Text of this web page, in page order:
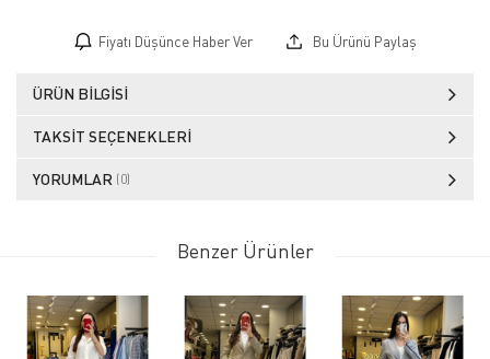
Fiyatı Düşünce Haber Ver Bu Ürünü Paylaş
ÜRÜN BILGISI
TAKSIT SEÇENEKLERI
YORUMLAR (0)
Benzer Ürünler